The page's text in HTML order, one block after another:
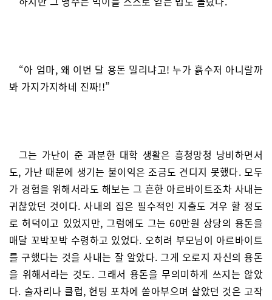
“아 엄마, 왜 이번 달 용돈 밀리냐고! 누가 흙수저 아니랄까
봐 가지가지하네 진짜!!”
그는 가난이 준 과분한 대학 생활은 흥청망청 낭비하면서
도, 가난 때문에 생기는 불이익은 조금도 견디지 못했다. 모두
가 경험을 위해서라도 해보는 그 흔한 아르바이트조차 사내는
귀찮았던 것이다. 사내의 집은 필수적인 지출도 겨우 할 정도
로 허덕이고 있었지만, 그럼에도 그는 60만원 상당의 용돈을
매달 꼬박꼬박 수령하고 있었다. 오히려 부모님이 아르바이트
를 구했다는 것을 사내는 잘 알았다. 그게 오로지 자신의 용돈
을 위해서라는 것도. 그래서 용돈을 무의미하게 쓰지는 않았
다. 술자리나 클럽, 헌팅 포차에 쏟아부으며 살았던 것은 고작